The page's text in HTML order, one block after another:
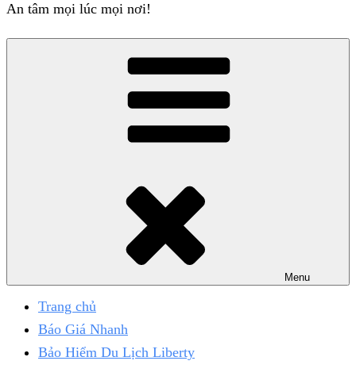
An tâm mọi lúc mọi nơi!
Menu
Trang chủ
Báo Giá Nhanh
Bảo Hiểm Du Lịch Liberty